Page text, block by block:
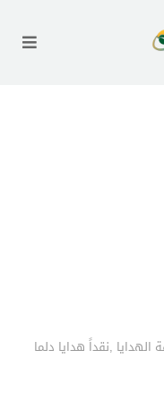
,نقداً هدايا دلما